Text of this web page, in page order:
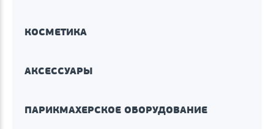
КОСМЕТИКА
АКСЕССУАРЫ
ПАРИКМАХЕРСКОЕ ОБОРУДОВАНИЕ